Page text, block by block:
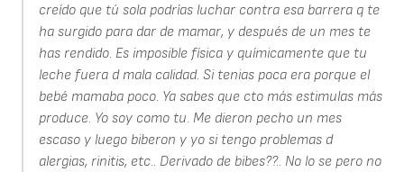
creído que tú sola podrías luchar contra esa barrera q te
ha surgido para dar de mamar, y después de un mes te
has rendido. Es imposible física y químicamente que tu
leche fuera d mala calidad. Si tenias poca era porque el
bebé mamaba poco. Ya sabes que cto más estimulas más
produce. Yo soy como tu. Me dieron pecho un mes
escaso y luego biberon y yo si tengo problemas d
alergias, rinitis, etc.. Derivado de bibes??.. No lo se pero no